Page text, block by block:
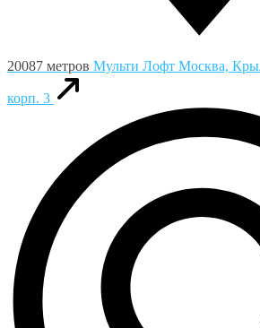
20087 метров Мульти Лофт Москва,
корп. 3